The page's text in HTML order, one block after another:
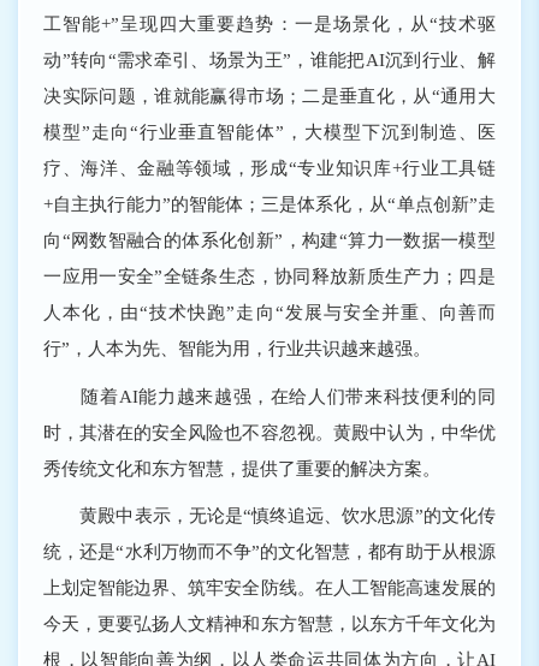
工智能+”呈现四大重要趋势：一是场景化，从“技术驱
动”转向“需求牵引、场景为王”，谁能把AI沉到行业、解
决实际问题，谁就能赢得市场；二是垂直化，从“通用大
模型”走向“行业垂直智能体”，大模型下沉到制造、医
疗、海洋、金融等领域，形成“专业知识库+行业工具链
+自主执行能力”的智能体；三是体系化，从“单点创新”走
向“网数智融合的体系化创新”，构建“算力一数据一模型
一应用一安全”全链条生态，协同释放新质生产力；四是
人本化，由“技术快跑”走向“发展与安全并重、向善而
行”，人本为先、智能为用，行业共识越来越强。
随着AI能力越来越强，在给人们带来科技便利的同
时，其潜在的安全风险也不容忽视。黄殿中认为，中华优
秀传统文化和东方智慧，提供了重要的解决方案。
黄殿中表示，无论是“慎终追远、饮水思源”的文化传
统，还是“水利万物而不争”的文化智慧，都有助于从根源
上划定智能边界、筑牢安全防线。在人工智能高速发展的
今天，更要弘扬人文精神和东方智慧，以东方千年文化为
根，以智能向善为纲，以人类命运共同体为方向，让AI